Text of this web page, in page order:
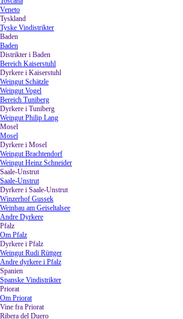
Veneto
Tyskland
Tyske Vindistrikter
Baden
Baden
Distrikter i Baden
Bereich Kaiserstuhl
Dyrkere i Kaiserstuhl
Weingut Schätzle
Weingut Vogel
Bereich Tuniberg
Dyrkere i Tuniberg
Weingut Philip Lang
Mosel
Mosel
Dyrkere i Mosel
Weingut Brachtendorf
Weingut Heinz Schneider
Saale-Unstrut▼
Saale-Unstrut
Dyrkere i Saale-Unstrut▼
Winzerhof Gussek
Weinbau am Geiseltalsee
Andre Dyrkere
Pfalz
Om Pfalz
Dyrkere i Pfalz
Weingut Rudi Rüttger
Andre dyrkere i Pfalz
Spanien
Spanske Vindistrikter
Priorat▼
Om Priorat
Vine fra Priorat
Ribera del Duero